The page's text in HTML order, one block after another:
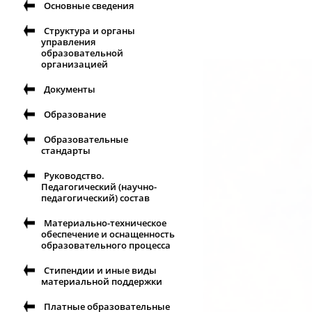
Основные сведения
Структура и органы
управления
образовательной
организацией
Документы
Образование
Образовательные
стандарты
Руководство.
Педагогический (научно-
педагогический) состав
Материально-техническое
обеспечение и оснащенность
образовательного процесса
Стипендии и иные виды
материальной поддержки
Платные образовательные